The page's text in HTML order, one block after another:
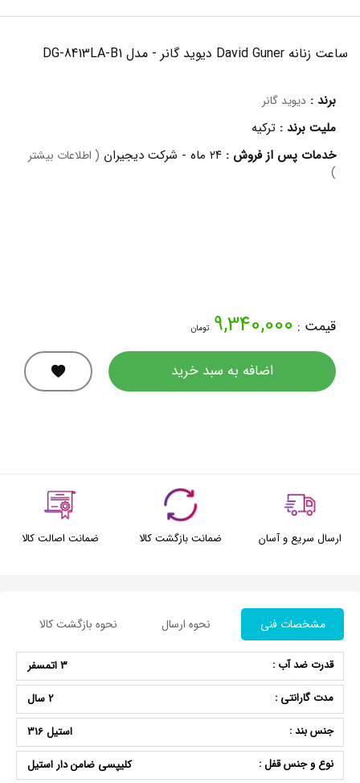
ساعت زنانه David Guner دیوید گانر - مدل DG-8413LA-B1
برند : دیوید گانر
ملیت برند : ترکیه
خدمات پس از فروش : ۲۴ ماه - شرکت دیجیران ( اطلاعات بیشتر
)
قیمت : 9,340,000 تومان
اضافه به سبد خرید
ارسال سریع و آسان ضمانت بازگشت کالا ضمانت اصالت کالا
مشخصات فنی نحوه ارسال نحوه بازگشت کالا
قدرت ضد آب :
3 اتمسفر
مدت گارانتی :
2 سال
جنس بند :
استیل 316
نوع و جنس قفل :
کلیپسی ضامن دار استیل